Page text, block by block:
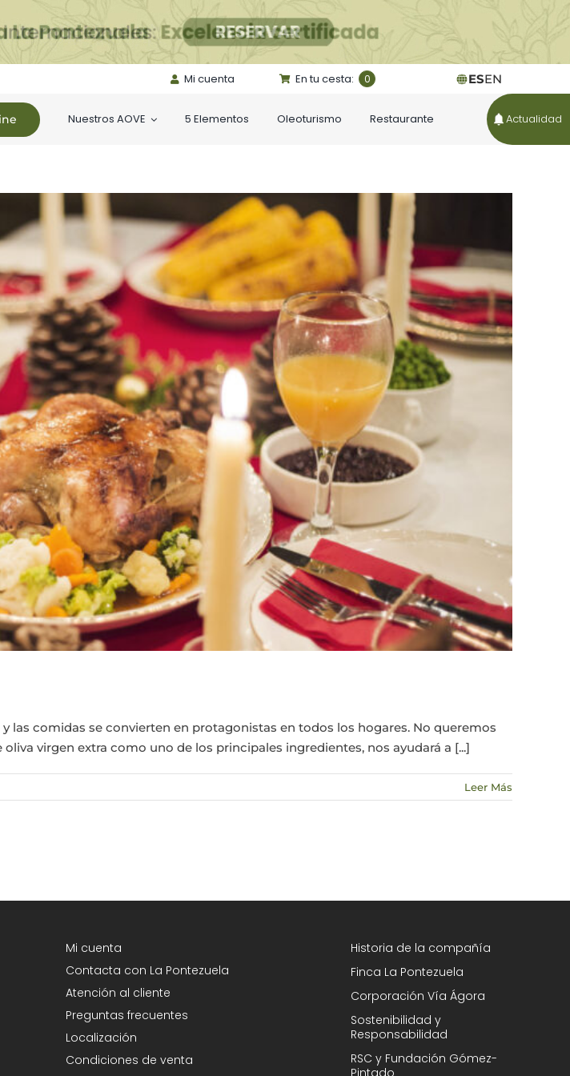
Mi cuenta En tu cesta: 0 ESEN
Nuestros AOVE 5 Elementos Oleoturismo Restaurante Actualidad
las comidas se convierten en protagonistas en todos los hogares. No queremos
virgen extra como uno de los principales ingredientes, nos ayudará a [...]
Leer Más
Mi cuenta
Contacta con La Pontezuela
Atención al cliente
Preguntas frecuentes
Localización
Condiciones de venta
Historia de la compañía
Finca La Pontezuela
Corporación Vía Ágora
Sostenibilidad y
Responsabilidad
RSC y Fundación Gómez-